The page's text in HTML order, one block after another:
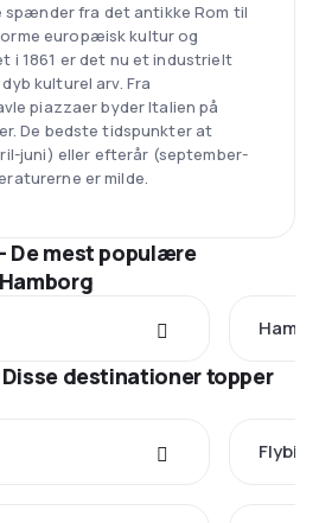
spænder fra det antikke Rom til
europæisk kultur og
i 1861 er det nu et industrielt
kulturel arv. Fra
piazzaer byder Italien på
De bedste tidspunkter at
juni) eller efterår (september-
er milde.
De mest populære
destinationer topper